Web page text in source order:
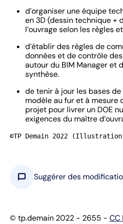
d’organiser une équipe
en 3D (dessin technique +
l’ouvrage selon les règles
d’établir des règles de
données et de contrôle
autour du BIM Manager et
synthèse.
​​​​​​​de tenir à jour les bases
modèle au fur et à mesure
projet pour livrer un DOE
exigences du maître
©TP Demain 2022
chat_bubble Suggérer des
© tp.demain 2022 - 2655 - CC